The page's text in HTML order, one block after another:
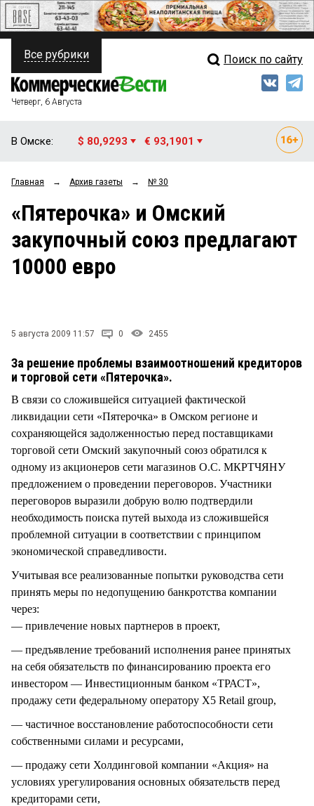
ПОЛИТИКА
ФИНАНСЫ
ОБЩЕСТВО
ЗАКОН
НОВОСТИ КОМПАНИЙ
Свежий выпуск
Рейтинги
Блоги
Все рубрики Поиск по сайту
Четверг, 6 Августа
В Омске: $ 80,9293 € 93,1901
Главная → Архив газеты → № 30
«Пятерочка» и Омский
закупочный союз предлагают
10000 евро
5 августа 2009 11:57 0 2455
За решение проблемы взаимоотношений кредиторов
и торговой сети «Пятерочка».
В связи со сложившейся ситуацией фактической
ликвидации сети «Пятерочка» в Омском регионе и
сохраняющейся задолженностью перед поставщиками
торговой сети Омский закупочный союз обратился к
одному из акционеров сети магазинов О.С. МКРТЧЯНУ
предложением о проведении переговоров. Участники
переговоров выразили добрую волю подтвердили
необходимость поиска путей выхода из сложившейся
проблемной ситуации в соответствии с принципом
экономической справедливости.
Учитывая все реализованные попытки руководства сети
принять меры по недопущению банкротства компании
через:
— привлечение новых партнеров в проект,
— предъявление требований исполнения ранее принятых
на себя обязательств по финансированию проекта его
инвестором — Инвестиционным банком «ТРАСТ»,
продажу сети федеральному оператору Х5 Retail group,
— частичное восстановление работоспособности сети
собственными силами и ресурсами,
— продажу сети Холдинговой компании «Акция» на
условиях урегулирования основных обязательств перед
кредиторами сети,